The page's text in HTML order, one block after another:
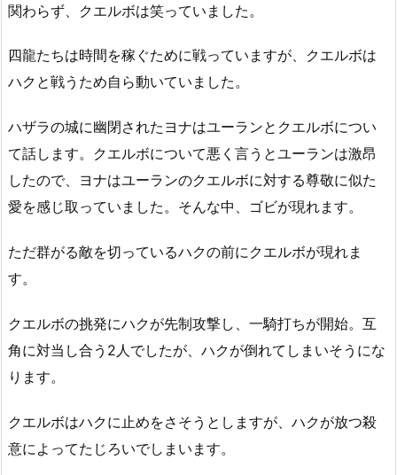
関わらず、クエルボは笑っていました。
四龍たちは時間を稼ぐために戦っていますが、クエルボは
ハクと戦うため自ら動いていました。
ハザラの城に幽閉されたヨナはユーランとクエルボについ
て話します。クエルボについて悪く言うとユーランは激昂
したので、ヨナはユーランのクエルボに対する尊敬に似た
愛を感じ取っていました。そんな中、ゴビが現れます。
ただ群がる敵を切っているハクの前にクエルボが現れま
す。
クエルボの挑発にハクが先制攻撃し、一騎打ちが開始。互
角に対当し合う2人でしたが、ハクが倒れてしまいそうにな
ります。
クエルボはハクに止めをさそうとしますが、ハクが放つ殺
意によってたじろいでしまいます。